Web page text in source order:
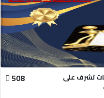
تشرف على
508